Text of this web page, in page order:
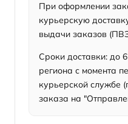
При оформлении
курьерскую
выдачи заказов
Сроки доставки: до
региона с момента
курьерской службе
заказа на